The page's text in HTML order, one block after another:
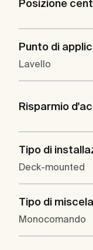
Posizione
Punto di
Lavello
Risparmio
Tipo di
Deck-mounted
Tipo di
Monocomando